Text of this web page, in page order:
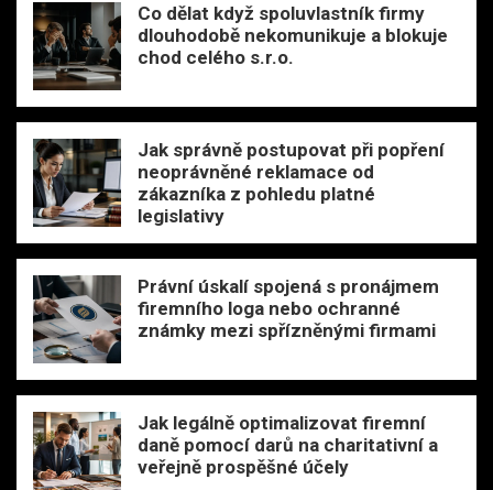
Co dělat když spoluvlastník firmy
dlouhodobě nekomunikuje a blokuje
chod celého s.r.o.
Jak správně postupovat při popření
neoprávněné reklamace od
zákazníka z pohledu platné
legislativy
Právní úskalí spojená s pronájmem
firemního loga nebo ochranné
známky mezi spřízněnými firmami
Jak legálně optimalizovat firemní
daně pomocí darů na charitativní a
veřejně prospěšné účely